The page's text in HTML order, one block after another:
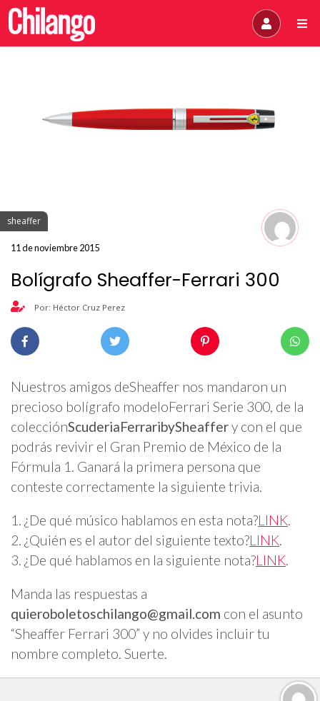
sheaffer
11 de noviembre 2015
Bolígrafo Sheaffer-Ferrari 300
Por: Héctor Cruz Perez
Nuestros amigos deSheaffer nos mandaron un
precioso bolígrafo modeloFerrari Serie 300, de la
colecciónScuderiaFerraribySheaffery con el que
podrás revivir el Gran Premio de México de la
Fórmula 1. Ganará la primera persona que
conteste correctamente la siguiente trivia.
1. ¿De qué músico hablamos en esta nota?LINK.
2. ¿Quién es el autor del siguiente texto?LINK.
3. ¿De qué hablamos en la siguiente nota?LINK.
Manda las respuestas a
quieroboletoschilango@gmail.com con el asunto
“Sheaffer Ferrari 300” y no olvides incluir tu
nombre completo. Suerte.